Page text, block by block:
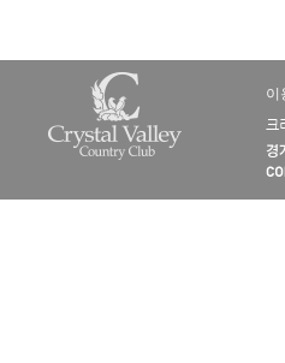
이
크